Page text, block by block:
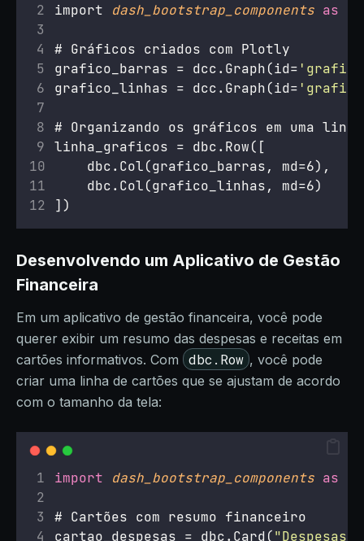
import dash_bootstrap_components as
# Gráficos criados com Plotly
grafico_barras = dcc.Graph(id= '
grafico_linhas = dcc.Graph(id= '
# Organizando os gráficos em uma linha
linha_graficos = dbc.Row([
    dbc.Col(grafico_barras, md=6),
    dbc.Col(grafico_linhas, md=6)
])
Desenvolvendo um Aplicativo de Gestão
Financeira
Em um aplicativo de gestão financeira, você pode
querer exibir um resumo das despesas e receitas em
cartões informativos. Com
dbc.Row , você pode
criar uma linha de cartões que se ajustam de acordo
com o tamanho da tela:
import dash_bootstrap_components as
# Cartões com resumo financeiro
cartao_despesas = dbc.Card("Despesas